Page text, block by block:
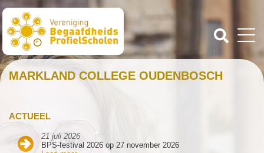
ACTUEEL
21 juli 2026
BPS-festival 2026 op 27 november 2026
MARKLAND COLLEGE OUDENBOSCH